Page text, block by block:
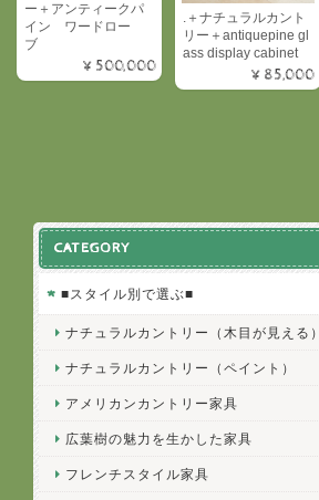
ー＋アンティークパ
イン ワードロー
ブ
¥500,000
.＋ナチュラルカント
リー＋antiquepine gl
ass display cabinet
¥85,000
CATEGORY
■スタイル別で選ぶ■
ナチュラルカントリー（木目が見える）
ナチュラルカントリー（ペイント）
アメリカンカントリー家具
広葉樹の魅力を生かした家具
フレンチスタイル家具